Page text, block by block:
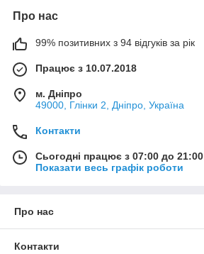
Про нас
99% позитивних з 94 відгуків за рік
Працює з 10.07.2018
м. Дніпро
49000, Глінки 2, Дніпро, Україна
Контакти
Сьогодні працює з 07:00 до 21:00
Показати весь графік роботи
Про нас
Контакти